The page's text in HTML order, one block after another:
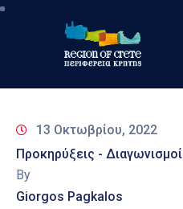
Περιφέρεια
&
Δράσεις
13 Οκτωβρίου, 2022
Προκηρύξεις - Διαγωνισμοί
By
Giorgos Pagkalos